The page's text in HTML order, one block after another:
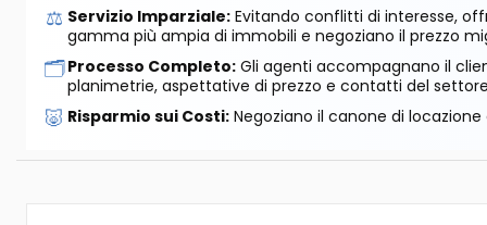
⚖️ Servizio Imparziale: Evitando conflitti di interesse,
gamma più ampia di immobili e negoziano il prezzo
🗂️Processo Completo: Gli agenti accompagnano il
planimetrie, aspettative di prezzo e contatti del
🐷 Risparmio sui Costi: Negoziano il canone di